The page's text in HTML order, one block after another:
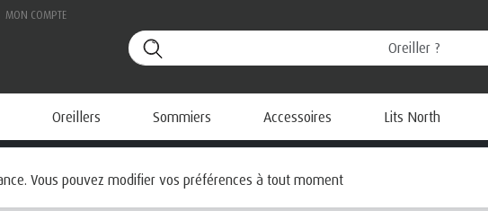
MON COMPTE
Oreillers Sommiers Accessoires Lits North
Vous pouvez modifier vos préférences à tout moment